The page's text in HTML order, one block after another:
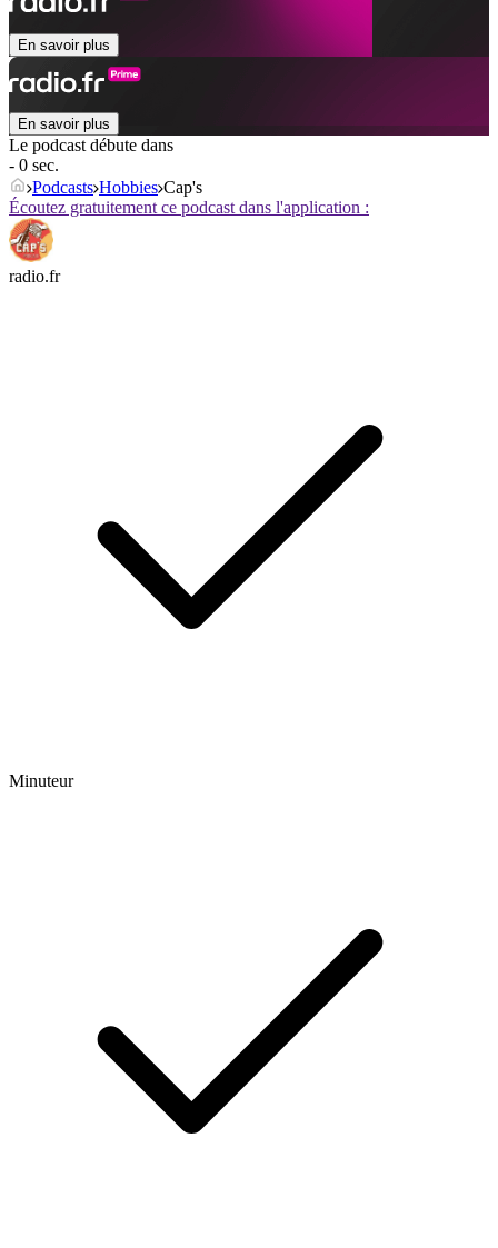
En savoir plus
En savoir plus
Le podcast débute dans
- 0 sec.
Podcasts Hobbies Cap's
Écoutez gratuitement ce podcast dans l'application :
radio.fr
Minuteur